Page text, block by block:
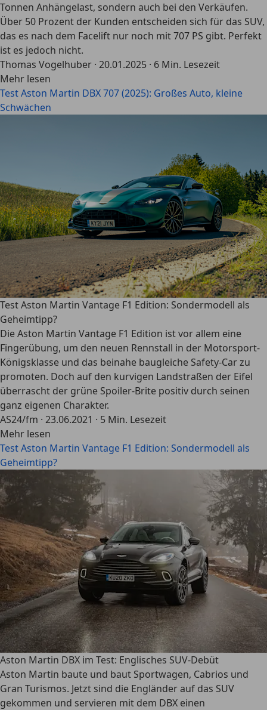
Tonnen Anhängelast, sondern auch bei den Verkäufen.
Über 50 Prozent der Kunden entscheiden sich für das SUV,
das es nach dem Facelift nur noch mit 707 PS gibt. Perfekt
ist es jedoch nicht.
Thomas Vogelhuber · 20.01.2025 · 6 Min. Lesezeit
Mehr lesen
Test Aston Martin DBX 707 (2025): Großes Auto, kleine
Schwächen
Test Aston Martin Vantage F1 Edition: Sondermodell als
Geheimtipp?
Die Aston Martin Vantage F1 Edition ist vor allem eine
Fingerübung, um den neuen Rennstall in der Motorsport-
Königsklasse und das beinahe baugleiche Safety-Car zu
promoten. Doch auf den kurvigen Landstraßen der Eifel
überrascht der grüne Spoiler-Brite positiv durch seinen
ganz eigenen Charakter.
AS24/fm · 23.06.2021 · 5 Min. Lesezeit
Mehr lesen
Test Aston Martin Vantage F1 Edition: Sondermodell als
Geheimtipp?
Aston Martin DBX im Test: Englisches SUV-Debüt
Aston Martin baute und baut Sportwagen, Cabrios und
Gran Turismos. Jetzt sind die Engländer auf das SUV
gekommen und servieren mit dem DBX einen